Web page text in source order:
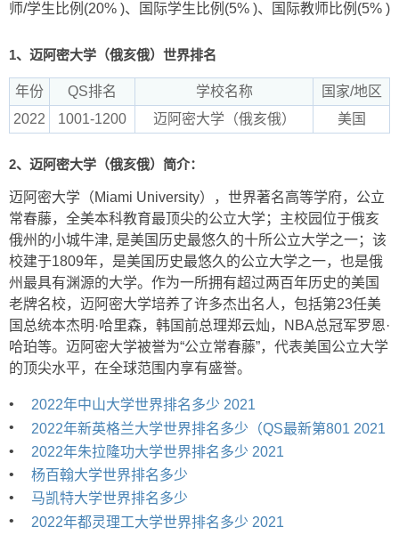
师/学生比例(20% )、国际学生比例(5% )、国际教师比例(5% )
1、迈阿密大学（俄亥俄）世界排名
年份 QS排名 学校名称
国家/地区
2022
1001-1200 迈阿密大学（俄亥俄） 美国
2、迈阿密大学（俄亥俄）简介：
迈阿密大学（Miami University），世界著名高等学府，公立
常春藤，全美本科教育最顶尖的公立大学；主校园位于俄亥
俄州的小城牛津, 是美国历史最悠久的十所公立大学之一；该
校建于1809年，是美国历史最悠久的公立大学之一，也是俄
州最具有渊源的大学。作为一所拥有超过两百年历史的美国
老牌名校，迈阿密大学培养了许多杰出名人，包括第23任美
国总统本杰明·哈里森，韩国前总理郑云灿，NBA总冠军罗恩·
哈珀等。迈阿密大学被誉为“公立常春藤”，代表美国公立大学
的顶尖水平，在全球范围内享有盛誉。
•
2022年中山大学世界排名多少 2021
•
2022年新英格兰大学世界排名多少（QS最新第801 2021
•
2022年朱拉隆功大学世界排名多少 2021
•
杨百翰大学世界排名多少
•
马凯特大学世界排名多少
•
2022年都灵理工大学世界排名多少 2021